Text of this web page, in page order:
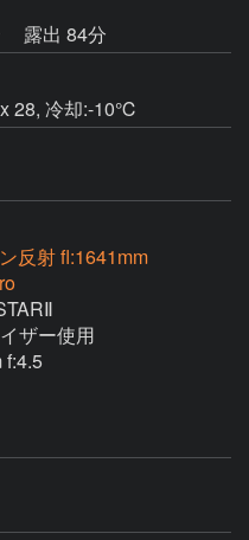
露出 84分
28, 冷却:-10℃
反射 fl:1641mm
ザー使用
f:4.5